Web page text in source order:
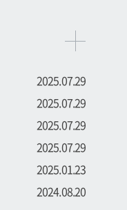
2025.07.29
2025.07.29
2025.07.29
2025.07.29
2025.01.23
2024.08.20